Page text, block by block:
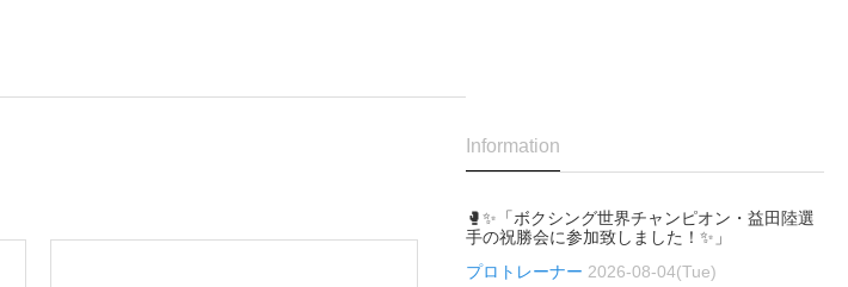
Information
🥊✨「ボクシング世界チャンピオン・益田陸選
手の祝勝会に参加致しました！✨」
プロトレーナー 2026-08-04(Tue)